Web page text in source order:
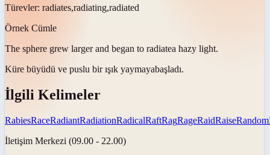
Türevler: radiates,radiating,radiated
Örnek Cümle
The sphere grew larger and began to radiatea hazy light.
Küre büyüdü ve puslu bir ışık yaymayabaşladı.
İlgili Kelimeler
RabiesRaceRadiantRadiationRadicalRaftRagRageRaidRaiseRandom
İletişim Merkezi (09.00 - 22.00)